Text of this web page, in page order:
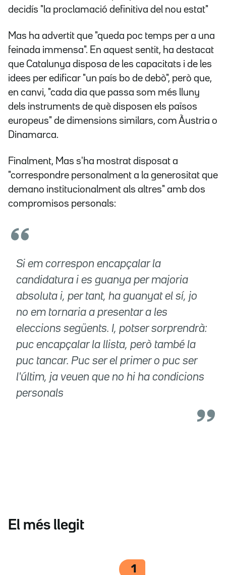
decidís "la proclamació definitiva del nou estat"
Mas ha advertit que "queda poc temps per a una
feinada immensa". En aquest sentit, ha destacat
que Catalunya disposa de les capacitats i de les
idees per edificar "un país bo de debò", però que,
en canvi, "cada dia que passa som més lluny
dels instruments de què disposen els països
europeus" de dimensions similars, com Àustria o
Dinamarca.
Finalment, Mas s'ha mostrat disposat a
"correspondre personalment a la generositat que
demano institucionalment als altres" amb dos
compromisos personals:
Si em correspon encapçalar la
candidatura i es guanya per majoria
absoluta i, per tant, ha guanyat el sí, jo
no em tornaria a presentar a les
eleccions següents. I, potser sorprendrà:
puc encapçalar la llista, però també la
puc tancar. Puc ser el primer o puc ser
l'últim, ja veuen que no hi ha condicions
personals
El més llegit
1